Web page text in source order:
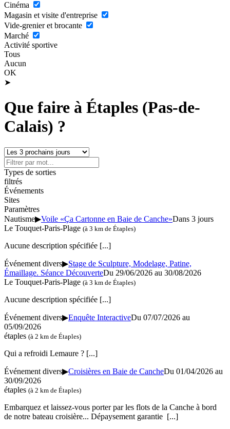
Cinéma
Magasin et visite d'entreprise
Vide-grenier et brocante
Marché
Activité sportive
Tous
Aucun
OK
➤
Que faire à Étaples (Pas-de-
Calais) ?
Types de sorties
filtrés
Événements
Sites
Paramètres
Nautisme▶Voile «Ça Cartonne en Baie de Canche»Dans 3 jours
Le Touquet-Paris-Plage (à 3 km de Étaples)
Aucune description spécifiée [...]
Événement divers▶Stage de Sculpture, Modelage, Patine,
Émaillage. Séance DécouverteDu 29/06/2026 au 30/08/2026
Le Touquet-Paris-Plage (à 3 km de Étaples)
Aucune description spécifiée [...]
Événement divers▶Enquête InteractiveDu 07/07/2026 au
05/09/2026
étaples (à 2 km de Étaples)
Qui a refroidi Lemaure ? [...]
Événement divers▶Croisières en Baie de CancheDu 01/04/2026 au
30/09/2026
étaples (à 2 km de Étaples)
Embarquez et laissez-vous porter par les flots de la Canche à bord
de notre bateau croisière... Dépaysement garantie [...]